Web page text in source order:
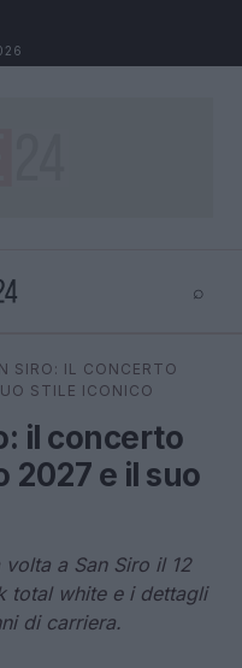
⌕
⌕
SIRO: IL CONCERTO
STILE ICONICO
il concerto
2027 e il suo
a San Siro il 12
total white e i dettagli
di carriera.